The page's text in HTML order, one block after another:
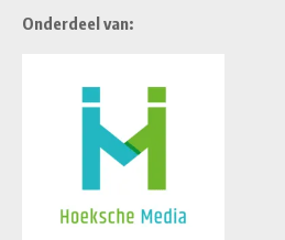
Onderdeel van: